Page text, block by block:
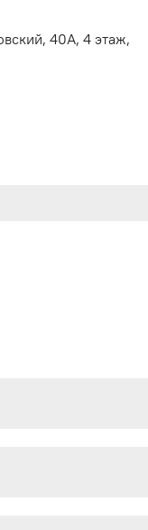
40A, 4 этаж,